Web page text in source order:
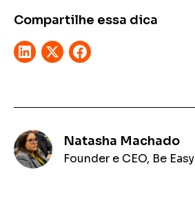
Compartilhe essa dica
Natasha Machado
Founder e CEO, Be Easy